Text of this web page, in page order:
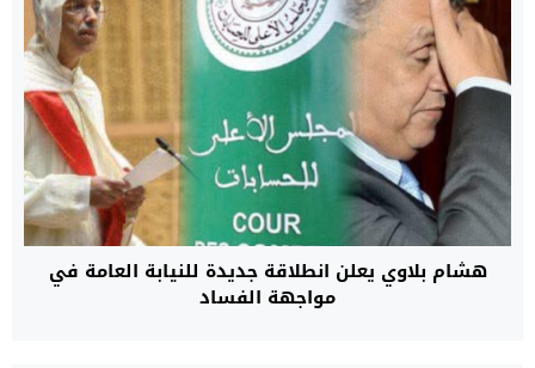
هشام بلاوي يعلن انطلاقة جديدة للنيابة العامة في
مواجهة الفساد